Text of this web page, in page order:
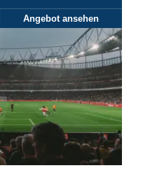
Angebot ansehen